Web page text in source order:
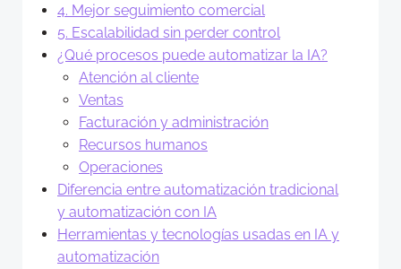
4. Mejor seguimiento comercial
5. Escalabilidad sin perder control
¿Qué procesos puede automatizar la IA?
Atención al cliente
Ventas
Facturación y administración
Recursos humanos
Operaciones
Diferencia entre automatización tradicional
y automatización con IA
Herramientas y tecnologías usadas en IA y
automatización